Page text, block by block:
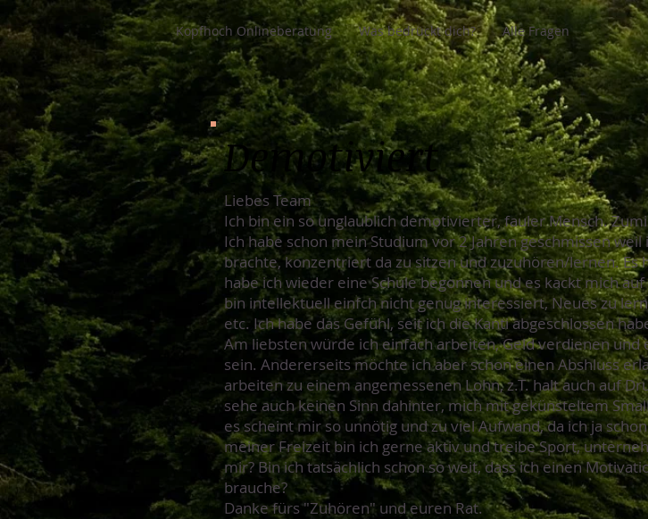
Kopfhoch Onlineberatung Was bedrückt dich? Alle Fragen
Demotiviert
Liebes Team
Ich bin ein so unglaublich demotivierter, fauler Mensch.
Ich habe schon mein Studium vor 2 Jahren geschmissen
brachte, konzentriert da zu sitzen und zuzuhören/lernen.
habe ich wieder eine Schule begonnen und es kackt mich
bin intellektuell einfch nicht genug interessiert, Neues zu
etc. Ich habe das Gefühl, seit ich die Kanti abgeschlossen
Am liebsten würde ich einfach arbeiten, Geld verdienen und
sein. Andererseits möchte ich aber schon einen Abshluss
arbeiten zu einem angemessenen Lohn, z.T. halt auch auf
sehe auch keinen Sinn dahinter, mich mit gekünsteltem
es scheint mir so unnötig und zu viel Aufwand, da ich ja
meiner Freizeit bin ich gerne aktiv und treibe Sport,
mir? Bin ich tatsächlich schon so weit, dass ich einen
brauche?
Danke fürs "Zuhören" und euren Rat.